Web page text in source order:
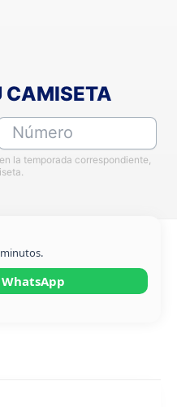
CAMISETA
Número
la temporada correspondiente,